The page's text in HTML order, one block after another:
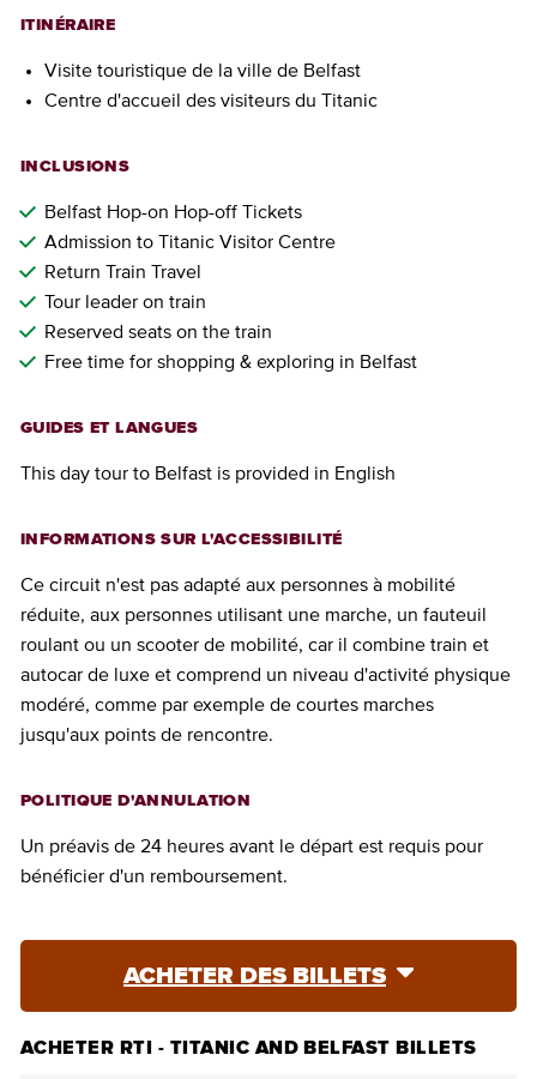
ITINÉRAIRE
Visite touristique de la ville de Belfast
Centre d'accueil des visiteurs du Titanic
INCLUSIONS
Belfast Hop-on Hop-off Tickets
Admission to Titanic Visitor Centre
Return Train Travel
Tour leader on train
Reserved seats on the train
Free time for shopping & exploring in Belfast
GUIDES ET LANGUES
This day tour to Belfast is provided in English
INFORMATIONS SUR L'ACCESSIBILITÉ
Ce circuit n'est pas adapté aux personnes à mobilité
réduite, aux personnes utilisant une marche, un fauteuil
roulant ou un scooter de mobilité, car il combine train et
autocar de luxe et comprend un niveau d'activité physique
modéré, comme par exemple de courtes marches
jusqu'aux points de rencontre.
POLITIQUE D'ANNULATION
Un préavis de 24 heures avant le départ est requis pour
bénéficier d'un remboursement.
ACHETER DES BILLETS
ACHETER RTI - TITANIC AND BELFAST BILLETS